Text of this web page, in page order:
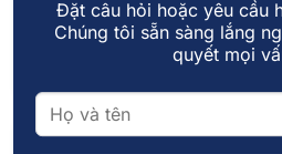
Trong bối cảnh dữ liệu trở thành
quyết định khả năng [...]
Đặt câu hỏi hoặc yêu cầu
Chúng tôi sẵn sàng lắng
quyết mọi